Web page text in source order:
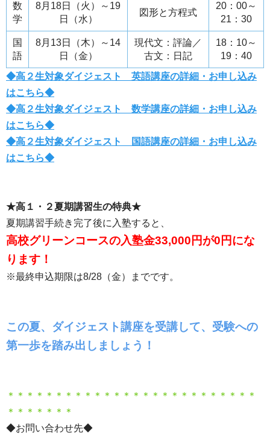
数
学
8月18日（火）～19
日（水）
図形と方程式
20：00～
21：30
国
語
8月13日（木）～14
日（金）
現代文：評論／
古文：日記
18：10～
19：40
◆高２生対象ダイジェスト 英語講座の詳細・お申し込み
はこちら◆
◆高２生対象ダイジェスト 数学講座の詳細・お申し込み
はこちら◆
◆高２生対象ダイジェスト 国語講座の詳細・お申し込み
はこちら◆
★高１・２夏期講習生の特典★
夏期講習手続き完了後に入塾すると、
高校グリーンコースの入塾金33,000円が0円にな
ります！
※最終申込期限は8/28（金）までです。
この夏、ダイジェスト講座を受講して、受験への
第一歩を踏み出しましょう！
＊＊＊＊＊＊＊＊＊＊＊＊＊＊＊＊＊＊＊＊＊＊＊＊＊＊
＊＊＊＊＊＊＊
◆お問い合わせ先◆